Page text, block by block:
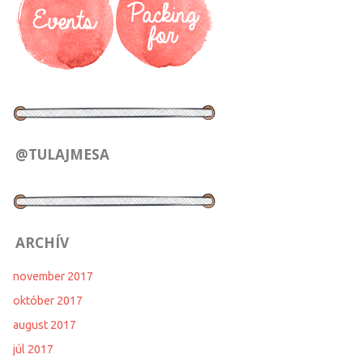
@TULAJMESA
ARCHÍV
november 2017
október 2017
august 2017
júl 2017